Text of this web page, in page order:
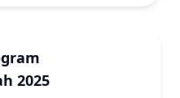
2025